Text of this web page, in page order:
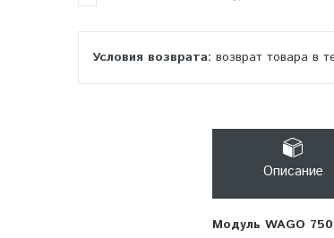
возврат товара в
Описание
Модуль WAGO